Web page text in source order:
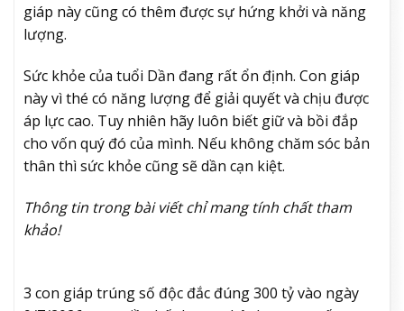
giáp này cũng có thêm được sự hứng khởi và năng
lượng.
Sức khỏe của tuổi Dần đang rất ổn định. Con giáp
này vì thé có năng lượng để giải quyết và chịu được
áp lực cao. Tuy nhiên hãy luôn biết giữ và bồi đắp
cho vốn quý đó của mình. Nếu không chăm sóc bản
thân thì sức khỏe cũng sẽ dần cạn kiệt.
Thông tin trong bài viết chỉ mang tính chất tham
khảo!
3 con giáp trúng số độc đắc đúng 300 tỷ vào ngày